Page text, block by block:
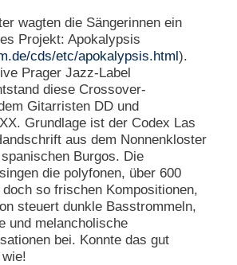
wagten die Sängerinnen ein
Projekt: Apokalypsis
cds/etc/apokalypsis.html).
Prager Jazz-Label
diese Crossover-
Gitarristen DD und
Grundlage ist der Codex Las
aus dem Nonnenkloster
Burgos. Die
die polyfonen, über 600
so frischen Kompositionen,
steuert dunkle Basstrommeln,
und melancholische
bei. Konnte das gut